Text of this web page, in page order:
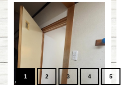
フローリング工事
床がふわふわして困っていません
か？🔨
1 2 3 4 5